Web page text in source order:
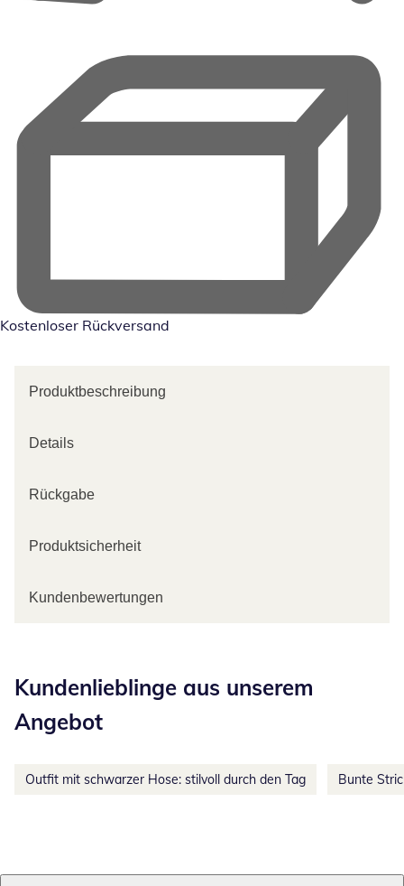
Kostenloser Rückversand
Produktbeschreibung
Details
Rückgabe
Produktsicherheit
Kundenbewertungen
Kundenlieblinge aus unserem
Angebot
Outfit mit schwarzer Hose: stilvoll durch den Tag Bunte